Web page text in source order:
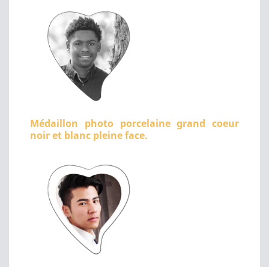
Médaillon photo porcelaine grand coeur
noir et blanc pleine face.